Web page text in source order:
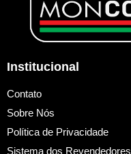
Institucional
Contato
Sobre Nós
Política de Privacidade
Sistema dos Revendedores